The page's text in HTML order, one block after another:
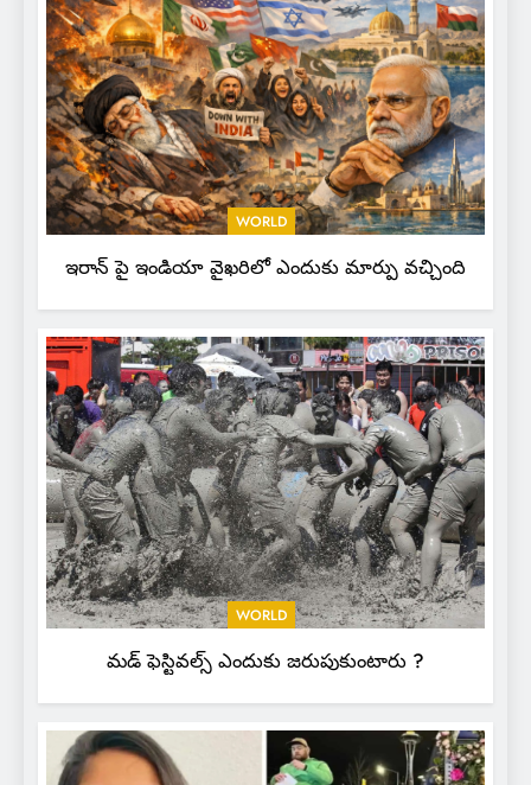
WORLD
ఇరాన్ పై ఇండియా వైఖరిలో ఎందుకు మార్పు వచ్చింది
WORLD
మడ్ ఫెస్టివల్స్ ఎందుకు జరుపుకుంటారు ?